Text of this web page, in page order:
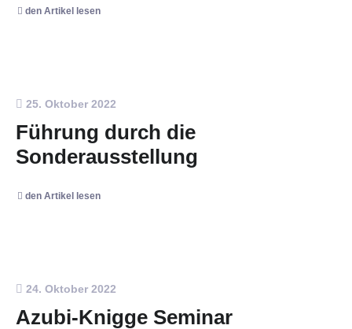
den Artikel lesen
25. Oktober 2022
Führung durch die
Sonderausstellung
den Artikel lesen
24. Oktober 2022
Azubi-Knigge Seminar